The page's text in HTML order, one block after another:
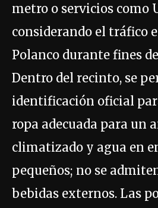
metro o servicios como
considerando el tráfico
Polanco durante fines
Dentro del recinto, se
identificación oficial
ropa adecuada para un
climatizado y agua en
pequeños; no se
bebidas externos. Las